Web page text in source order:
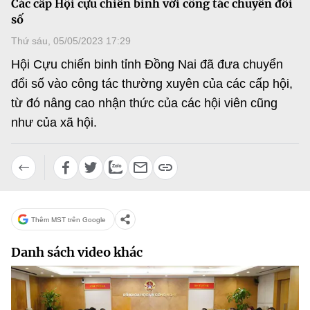
Sở hữu trí tuệ
Tiêu chuẩn, đo lường, chất lượng
Năng lượng nguyên tử
Tin địa phương
Lấy ý kiến người dân về dự thảo VBQPPL
MST IOFFICE
THỐNG KÊ
Khoa học và Công nghệ
Đổi mới sáng tạo
Bưu chính, Viễn thông
Sở hữu trí tuệ
Tiêu chuẩn, đo lường, chất lượng
Năng lượng nguyên tử
Multimedia
THƯ ĐIỆN TỬ
Videos
Ảnh
Voice
Nhiệm vụ trọng tâm
Các cấp Hội cựu chiến binh với công tác chuyển đổi
số
Thứ sáu, 05/05/2023 17:29
Hội Cựu chiến binh tỉnh Đồng Nai đã đưa chuyển
đổi số vào công tác thường xuyên của các cấp hội,
từ đó nâng cao nhận thức của các hội viên cũng
như của xã hội.
Thêm MST trên Google
Danh sách video khác